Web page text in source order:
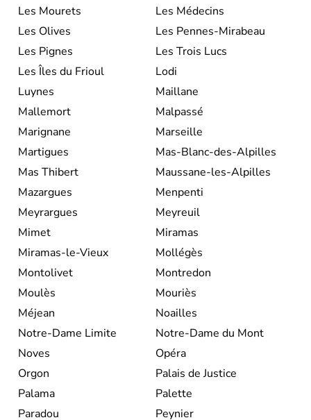
Les Mourets
Les Médecins
Les Olives
Les Pennes-Mirabeau
Les Pignes
Les Trois Lucs
Les Îles du Frioul
Lodi
Luynes
Maillane
Mallemort
Malpassé
Marignane
Marseille
Martigues
Mas-Blanc-des-Alpilles
Mas Thibert
Maussane-les-Alpilles
Mazargues
Menpenti
Meyrargues
Meyreuil
Mimet
Miramas
Miramas-le-Vieux
Mollégès
Montolivet
Montredon
Moulès
Mouriès
Méjean
Noailles
Notre-Dame Limite
Notre-Dame du Mont
Noves
Opéra
Orgon
Palais de Justice
Palama
Palette
Paradou
Peynier